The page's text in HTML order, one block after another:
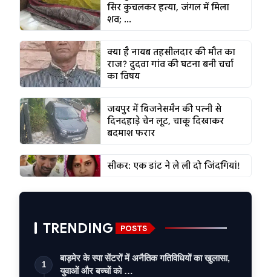
सिर कुचलकर हत्या, जंगल में मिला
शव; ...
क्या है नायब तहसीलदार की मौत का
राज? दुदवा गांव की घटना बनी चर्चा
का विषय
जयपुर में बिजनेसमैन की पत्नी से
दिनदहाड़े चेन लूट, चाकू दिखाकर
बदमाश फरार
सीकर: एक डांट ने ले ली दो जिंदगियां!
TRENDING POSTS
1
बाड़मेर के स्पा सेंटरों में अनैतिक गतिविधियों का खुलासा,
युवाओं और बच्चों को …